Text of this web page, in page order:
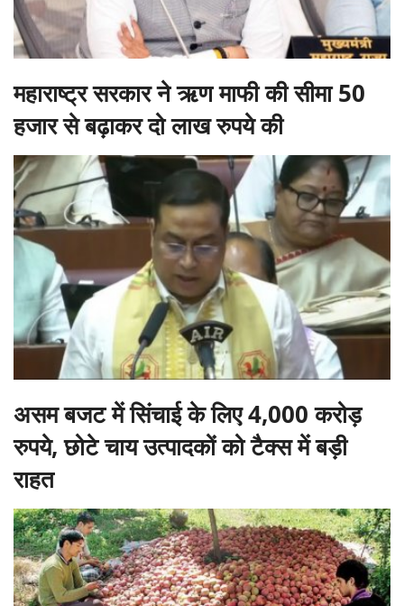
महाराष्ट्र सरकार ने ऋण माफी की सीमा 50
हजार से बढ़ाकर दो लाख रुपये की
असम बजट में सिंचाई के लिए 4,000 करोड़
रुपये, छोटे चाय उत्पादकों को टैक्स में बड़ी
राहत